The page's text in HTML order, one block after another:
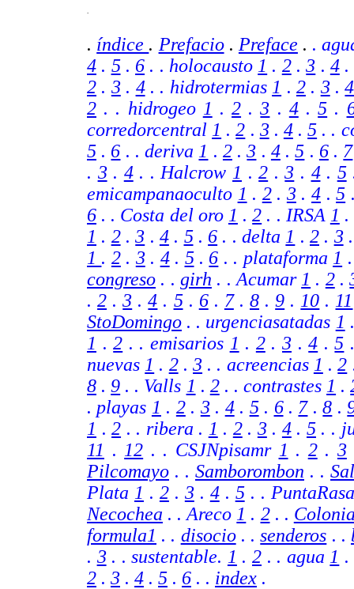
.
. índice . Prefacio. Preface . .
4 . 5. 6 . . holocausto 1 . 2.3 . 4.
2 . 3. 4. . hidrotermias 1 . 2. 3.4
2 . . hidrogeo 1 .2 .3 . 4.5 .
corredorcentral 1 .2 . 3. 4.5 . .
5 . 6 . . deriva 1 . 2.3 . 4.5 . 6. 7
. 3. 4. . Halcrow 1 .2 .3 . 4. 5
emicampanaoculto 1 . 2. 3. 4 .5
6 . . Costa del oro 1 .2 . . IRSA 1 .
1 . 2.3 . 4. 5. 6 . . delta 1 . 2 . 3
1 . 2. 3. 4 . 5. 6 . . plataforma 1
congreso . . girh . . Acumar 1 . 2.
.2 .3 .4 . 5. 6. 7.8 .9 . 10 . 11
StoDomingo . . urgenciasatadas 1
1 .2 . . emisarios 1 . 2.3 .4 .5
nuevas 1 . 2.3 . . acreencias 1 .2
8 .9 . . Valls 1 . 2. . contrastes 1 .
. playas 1 . 2. 3. 4. 5. 6. 7.8 .
1 .2 . . ribera . 1 . 2. 3. 4. 5. .
11 . 12 . . CSJNpisamr 1 . 2. 3
Pilcomayo . . Samborombon . .
Plata 1 . 2. 3. 4. 5. .
Necochea . . Areco 1 . 2. .
formula1 . . disocio. .senderos . .
. 3. . sustentable. 1 .2 . . agua 1 .
2 . 3 . 4 . 5 . 6 . . index .